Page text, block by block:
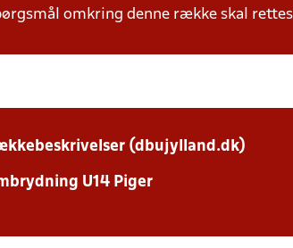
omkring denne række skal
(dbujylland.dk)
U14 Piger